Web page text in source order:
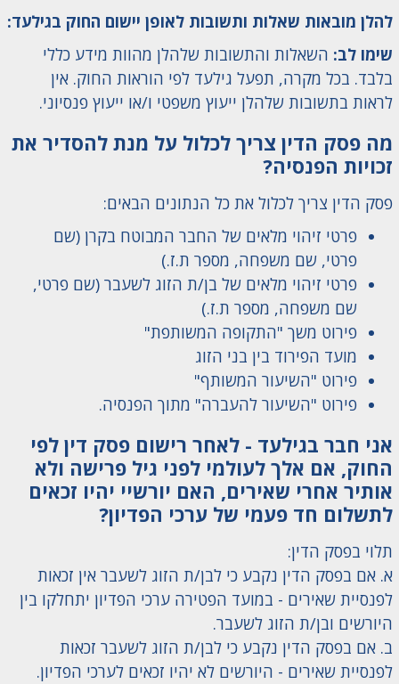
להלן מובאות שאלות ותשובות לאופן יישום החוק בגילעד:
שימו לב: השאלות והתשובות שלהלן מהוות מידע כללי
בלבד. בכל מקרה, תפעל גילעד לפי הוראות החוק. אין
לראות בתשובות שלהלן ייעוץ משפטי ו/או ייעוץ פנסיוני.
מה פסק הדין צריך לכלול על מנת להסדיר את
זכויות הפנסיה?
פסק הדין צריך לכלול את כל הנתונים הבאים:
פרטי זיהוי מלאים של החבר המבוטח בקרן (שם
פרטי, שם משפחה, מספר ת.ז.)
פרטי זיהוי מלאים של בן/ת הזוג לשעבר (שם פרטי,
שם משפחה, מספר ת.ז.)
פירוט משך "התקופה המשותפת"
מועד הפירוד בין בני הזוג
פירוט "השיעור המשותף"
פירוט "השיעור להעברה" מתוך הפנסיה.
אני חבר בגילעד - לאחר רישום פסק דין לפי
החוק, אם אלך לעולמי לפני גיל פרישה ולא
אותיר אחרי שאירים, האם יורשיי יהיו זכאים
לתשלום חד פעמי של ערכי הפדיון?
תלוי בפסק הדין:
א. אם בפסק הדין נקבע כי לבן/ת הזוג לשעבר אין זכאות
לפנסיית שאירים - במועד הפטירה ערכי הפדיון יתחלקו בין
היורשים ובן/ת הזוג לשעבר.
ב. אם בפסק הדין נקבע כי לבן/ת הזוג לשעבר זכאות
לפנסיית שאירים - היורשים לא יהיו זכאים לערכי הפדיון.